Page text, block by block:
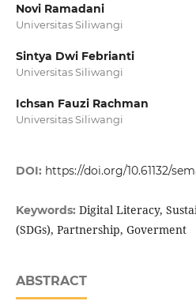
Novi Ramadani
Universitas Siliwangi
Sintya Dwi Febrianti
Universitas Siliwangi
Ichsan Fauzi Rachman
Universitas Siliwangi
DOI: https://doi.org/10.61132/
Keywords: Digital Literacy,
(SDGs), Partnership, Goverment
ABSTRACT